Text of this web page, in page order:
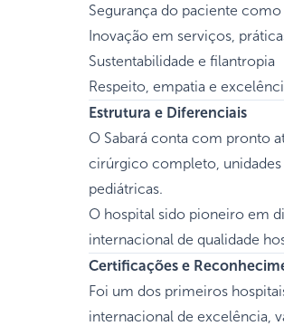
Segurança do paciente
Inovação em serviços,
Sustentabilidade e filantropia
Respeito, empatia e
Estrutura e Diferenciais
O Sabará conta com pronto
cirúrgico completo, unidades
pediátricas.
O hospital sido pioneiro em
internacional de qualidade
Certificações e
Foi um dos primeiros
internacional de excelência,